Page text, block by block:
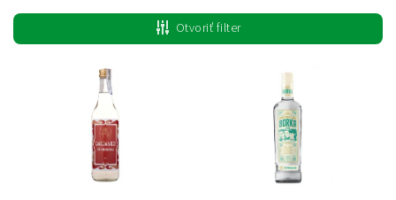
Najlacnejšie
Najdrahšie
Najpredávanejšie
Otvoriť filter